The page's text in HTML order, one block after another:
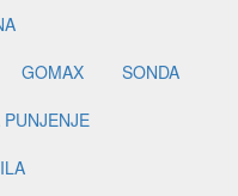
GOMAX
SONDA